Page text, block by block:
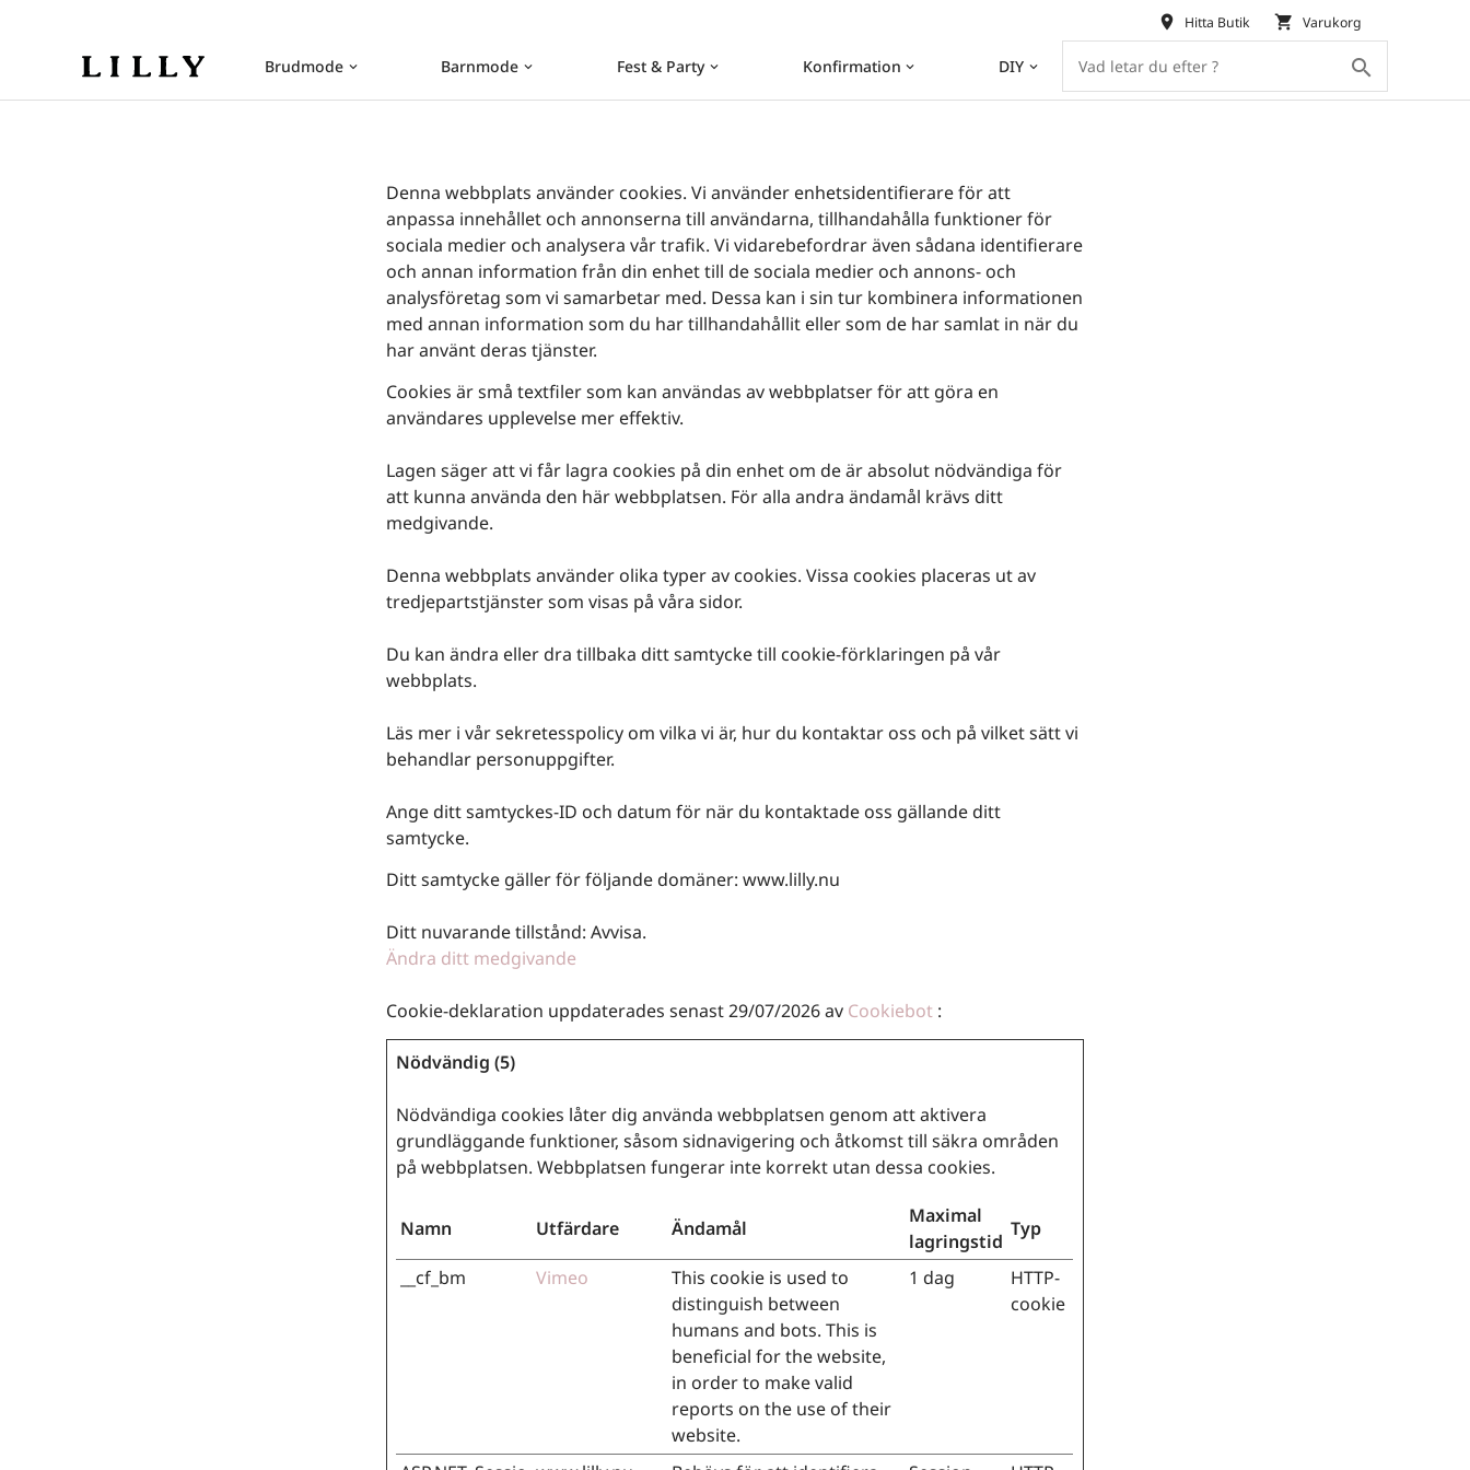
Brudmode keyboard_arrow_down Barnmode keyboard_arrow_down Fest & Party keyboard_arrow_down Konfirmation keyboard_arrow_down DIY keyboard_arrow_down search
place Hitta Butik shopping_cart Varukorg
Denna webbplats använder cookies. Vi använder enhetsidentifierare för att
anpassa innehållet och annonserna till användarna, tillhandahålla funktioner för
sociala medier och analysera vår trafik. Vi vidarebefordrar även sådana identifierare
och annan information från din enhet till de sociala medier och annons- och
analysföretag som vi samarbetar med. Dessa kan i sin tur kombinera informationen
med annan information som du har tillhandahållit eller som de har samlat in när du
har använt deras tjänster.
Cookies är små textfiler som kan användas av webbplatser för att göra en
användares upplevelse mer effektiv.
Lagen säger att vi får lagra cookies på din enhet om de är absolut nödvändiga för
att kunna använda den här webbplatsen. För alla andra ändamål krävs ditt
medgivande.
Denna webbplats använder olika typer av cookies. Vissa cookies placeras ut av
tredjepartstjänster som visas på våra sidor.
Du kan ändra eller dra tillbaka ditt samtycke till cookie-förklaringen på vår
webbplats.
Läs mer i vår sekretesspolicy om vilka vi är, hur du kontaktar oss och på vilket sätt vi
behandlar personuppgifter.
Ange ditt samtyckes-ID och datum för när du kontaktade oss gällande ditt
samtycke.
Ditt samtycke gäller för följande domäner: www.lilly.nu
Ditt nuvarande tillstånd: Avvisa.
Ändra ditt medgivande
Cookie-deklaration uppdaterades senast 29/07/2026 av Cookiebot :
Nödvändig (5)
Nödvändiga cookies låter dig använda webbplatsen genom att aktivera
grundläggande funktioner, såsom sidnavigering och åtkomst till säkra områden
på webbplatsen. Webbplatsen fungerar inte korrekt utan dessa cookies.
Namn Utfärdare Ändamål
Maximal
lagringstid
Typ
__cf_bm Vimeo
This cookie is used to
distinguish between
humans and bots. This is
beneficial for the website,
in order to make valid
reports on the use of their
website.
1 dag
HTTP-
cookie